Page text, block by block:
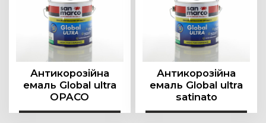
Олія
Розріджувач
Фарба
Фасадне покриття
Шпаклівка
Антикорозійна
емаль Global ultra
OPACO
Антикорозійна
емаль Global ultra
satinato